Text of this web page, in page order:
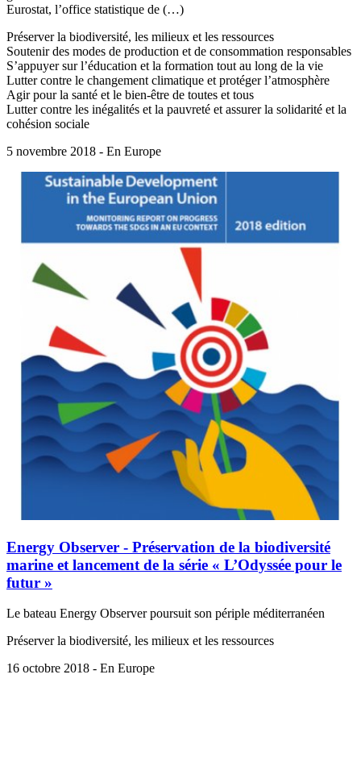
Eurostat, l’office statistique de (…)
Préserver la biodiversité, les milieux et les ressources
Soutenir des modes de production et de consommation responsables
S’appuyer sur l’éducation et la formation tout au long de la vie
Lutter contre le changement climatique et protéger l’atmosphère
Agir pour la santé et le bien-être de toutes et tous
Lutter contre les inégalités et la pauvreté et assurer la solidarité et la
cohésion sociale
5 novembre 2018 - En Europe
Energy Observer - Préservation de la biodiversité
marine et lancement de la série « L’Odyssée pour le
futur »
Le bateau Energy Observer poursuit son périple méditerranéen
Préserver la biodiversité, les milieux et les ressources
16 octobre 2018 - En Europe